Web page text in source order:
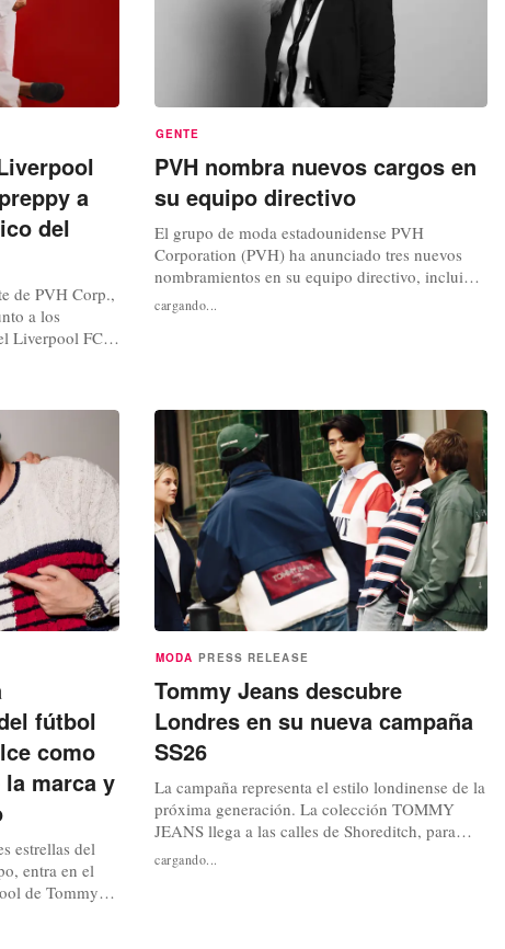
a
del
de PVH Corp.,
a los
Liverpool FC
en un
para un
se reúnen
de ellos...
GENTE
PVH nombra nuevos cargos en
su equipo directivo
El grupo de moda estadounidense PVH
Corporation (PVH) ha anunciado tres nuevos
nombramientos en su equipo directivo, incluidos
dos ascensos internos, con el objetivo de
acelerar la ejecución de su plan de crecimiento
cargando...
fútbol
como
marca y
estrellas del
entra en el
de Tommy
MODA PRESS RELEASE
Tommy Jeans descubre
Londres en su nueva campaña
SS26
La campaña representa el estilo londinense de la
próxima generación. La colección TOMMY
JEANS llega a las calles de Shoreditch, para
fusionar la herencia americana con el estilo de
vida moderno del denim. Jang Won Young,
cargando...